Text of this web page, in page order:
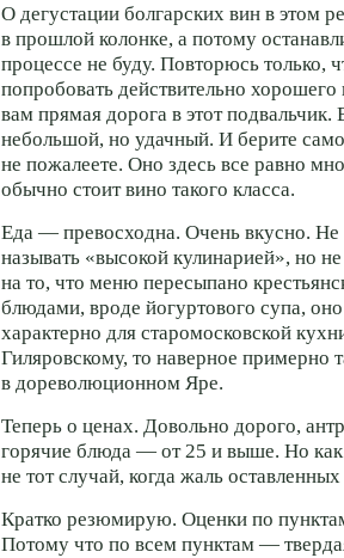
О дегустации болгарских вин в этом
в прошлой колонке, а потому
процессе не буду. Повторюсь только,
попробовать действительно
вам прямая дорога в этот
небольшой, но удачный. И берите
не пожалеете. Оно здесь все равно
обычно стоит вино такого класса.
Еда — превосходна. Очень вкусно. Не
называть «высокой кулинарией», но
на то, что меню пересыпано
блюдами, вроде йогуртового супа,
характерно для старомосковской
Гиляровскому, то наверное примерно
в дореволюционном Яре.
Теперь о ценах. Довольно дорого,
горячие блюда — от 25 и выше. Но как
не тот случай, когда жаль оставленных
Кратко резюмирую. Оценки по
Потому что по всем пунктам —